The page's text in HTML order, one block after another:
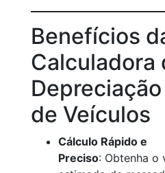
Benefícios
Calculadora
Depreciação
de Veículos
Cálculo Rápido e
Preciso: Obtenha o